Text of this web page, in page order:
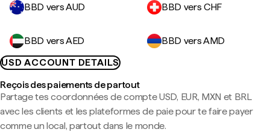
BBD vers AUD BBD vers CHF
BBD vers AED
BBD vers AMD
USD ACCOUNT DETAILS
Reçois des paiements de partout
Partage tes coordonnées de compte USD, EUR, MXN et BRL
avec les clients et les plateformes de paie pour te faire payer
comme un local, partout dans le monde.